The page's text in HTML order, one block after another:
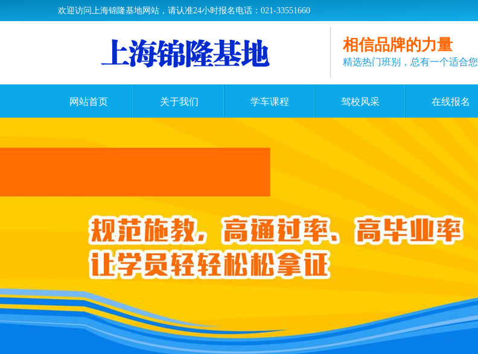
欢迎访问上海锦隆基地网站，请认准24小时报名电话：021-33551660
相信品牌的力量
精选热门班别，总有一个适合您
网站首页 关于我们 学车课程 驾校风采 在线报名